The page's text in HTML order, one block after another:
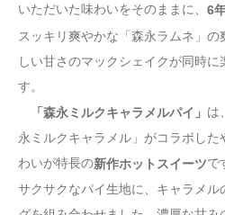
いただいた味わいをそのままに、 6
スッキリ爽やかな「森永ラムネ」の
しい甘さのマックシェイクが同時
す。
「森永ミルクキャラメルパイ」 は
永ミルクキャラメル」がコラボし
わいが特長の新作ホットスイーツで
サクサクなパイ生地に、キャラメ